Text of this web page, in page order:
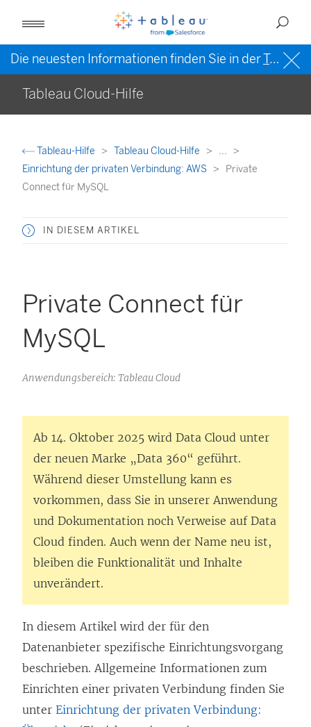
Die neuesten Informationen finden Sie in derTableau-Hilfe in englischer Sprache (US)
Tableau Cloud-Hilfe
Tableau-Hilfe Tableau Cloud-Hilfe
...
Einrichtung der privaten Verbindung: AWS
Private
Connect für MySQL
IN DIESEM ARTIKEL
Private Connect für
MySQL
Anwendungsbereich: Tableau Cloud
Ab 14. Oktober 2025 wird Data Cloud unter
der neuen Marke „Data 360“ geführt.
Während dieser Umstellung kann es
vorkommen, dass Sie in unserer Anwendung
und Dokumentation noch Verweise auf Data
Cloud finden. Auch wenn der Name neu ist,
bleiben die Funktionalität und Inhalte
unverändert.
In diesem Artikel wird der für den
Datenanbieter spezifische Einrichtungsvorgang
beschrieben. Allgemeine Informationen zum
Einrichten einer privaten Verbindung finden Sie
unter Einrichtung der privaten Verbindung: